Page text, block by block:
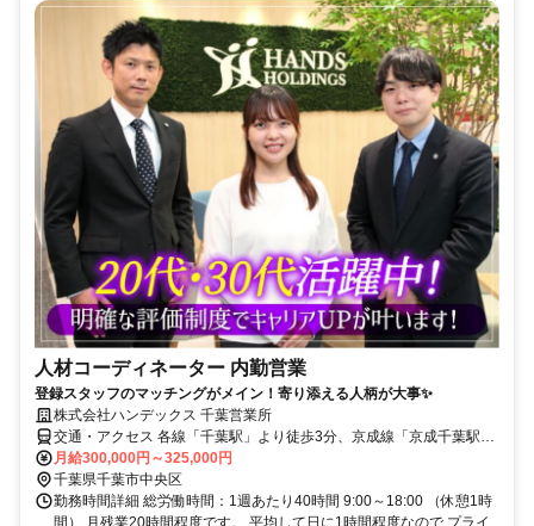
人材コーディネーター 内勤営業
登録スタッフのマッチングがメイン！寄り添える人柄が大事✨
株式会社ハンデックス 千葉営業所
交通・アクセス 各線「千葉駅」より徒歩3分、京成線「京成千葉駅」
より徒歩6分
月給300,000円～325,000円
千葉県千葉市中央区
勤務時間詳細 総労働時間：1週あたり40時間 9:00～18:00 （休憩1時